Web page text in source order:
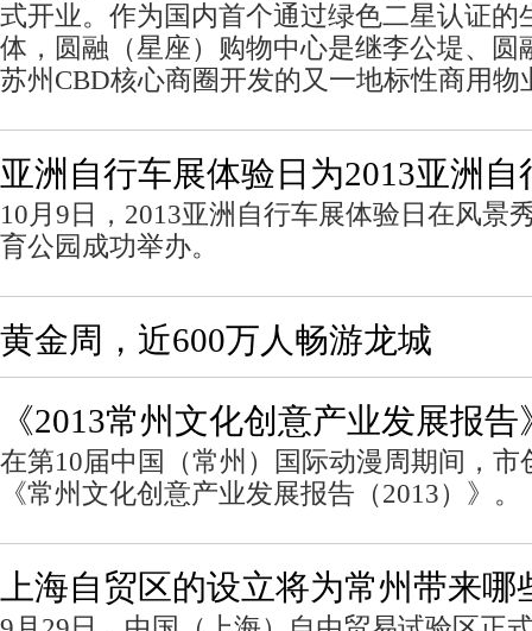
式开业。作为国内首个通过绿色二星认证的
体，圆融（星座）购物中心是继李公堤、圆
苏州CBD核心商圈开发的又一地标性商用物
亚洲自行车展体验日为2013亚洲
10月9日，2013亚洲自行车展体验日在风景
育公园成功举办。
黄金周，近600万人畅游龙城
《2013常州文化创意产业发展报告
在第10届中国（常州）国际动漫周期间，市
《常州文化创意产业发展报告（2013）》。
上海自贸区的设立将为常州带来哪